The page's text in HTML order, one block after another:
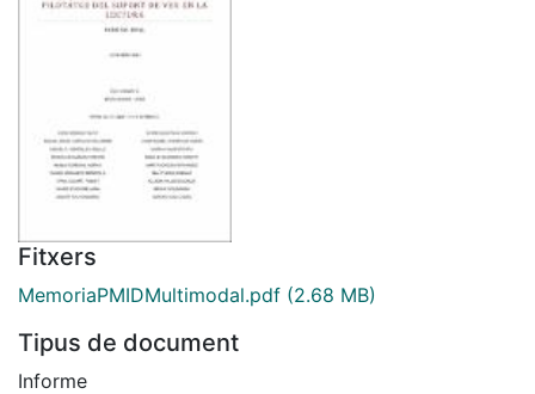
Fitxers
MemoriaPMIDMultimodal.pdf (2.68 MB)
Tipus de document
Informe